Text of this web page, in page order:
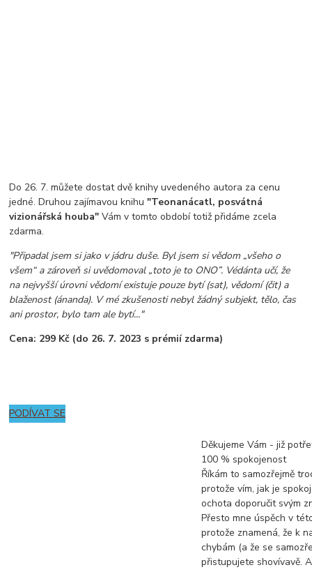
Do 26. 7. můžete dostat dvě knihy uvedeného autora za cenu
jedné. Druhou zajímavou knihu"Teonanácatl, posvátná
vizionářská houba" Vám v tomto období totiž přidáme zcela
zdarma.
"Připadal jsem si jako v jádru duše. Byl jsem si vědom „všeho o
všem“ a zároveň si uvědomoval „toto je to ONO”. Védánta učí, že
na nejvyšší úrovni vědomí existuje pouze bytí (sat), vědomí (čit) a
blaženost (ánanda). V mé zkušenosti nebyl žádný subjekt, tělo, čas
ani prostor, bylo tam ale bytí..."
Cena: 299 Kč (do 26. 7. 2023 s prémií zdarma)
PODÍVAT SE
Děkujeme Vám - již
100 % spokojenost
Říkám to samozřejmě
protože vím, jak je
ochota doporučit svým
Přesto mne úspěch v
protože znamená, že k
chybám (a že se
přistupujete shovívavě.